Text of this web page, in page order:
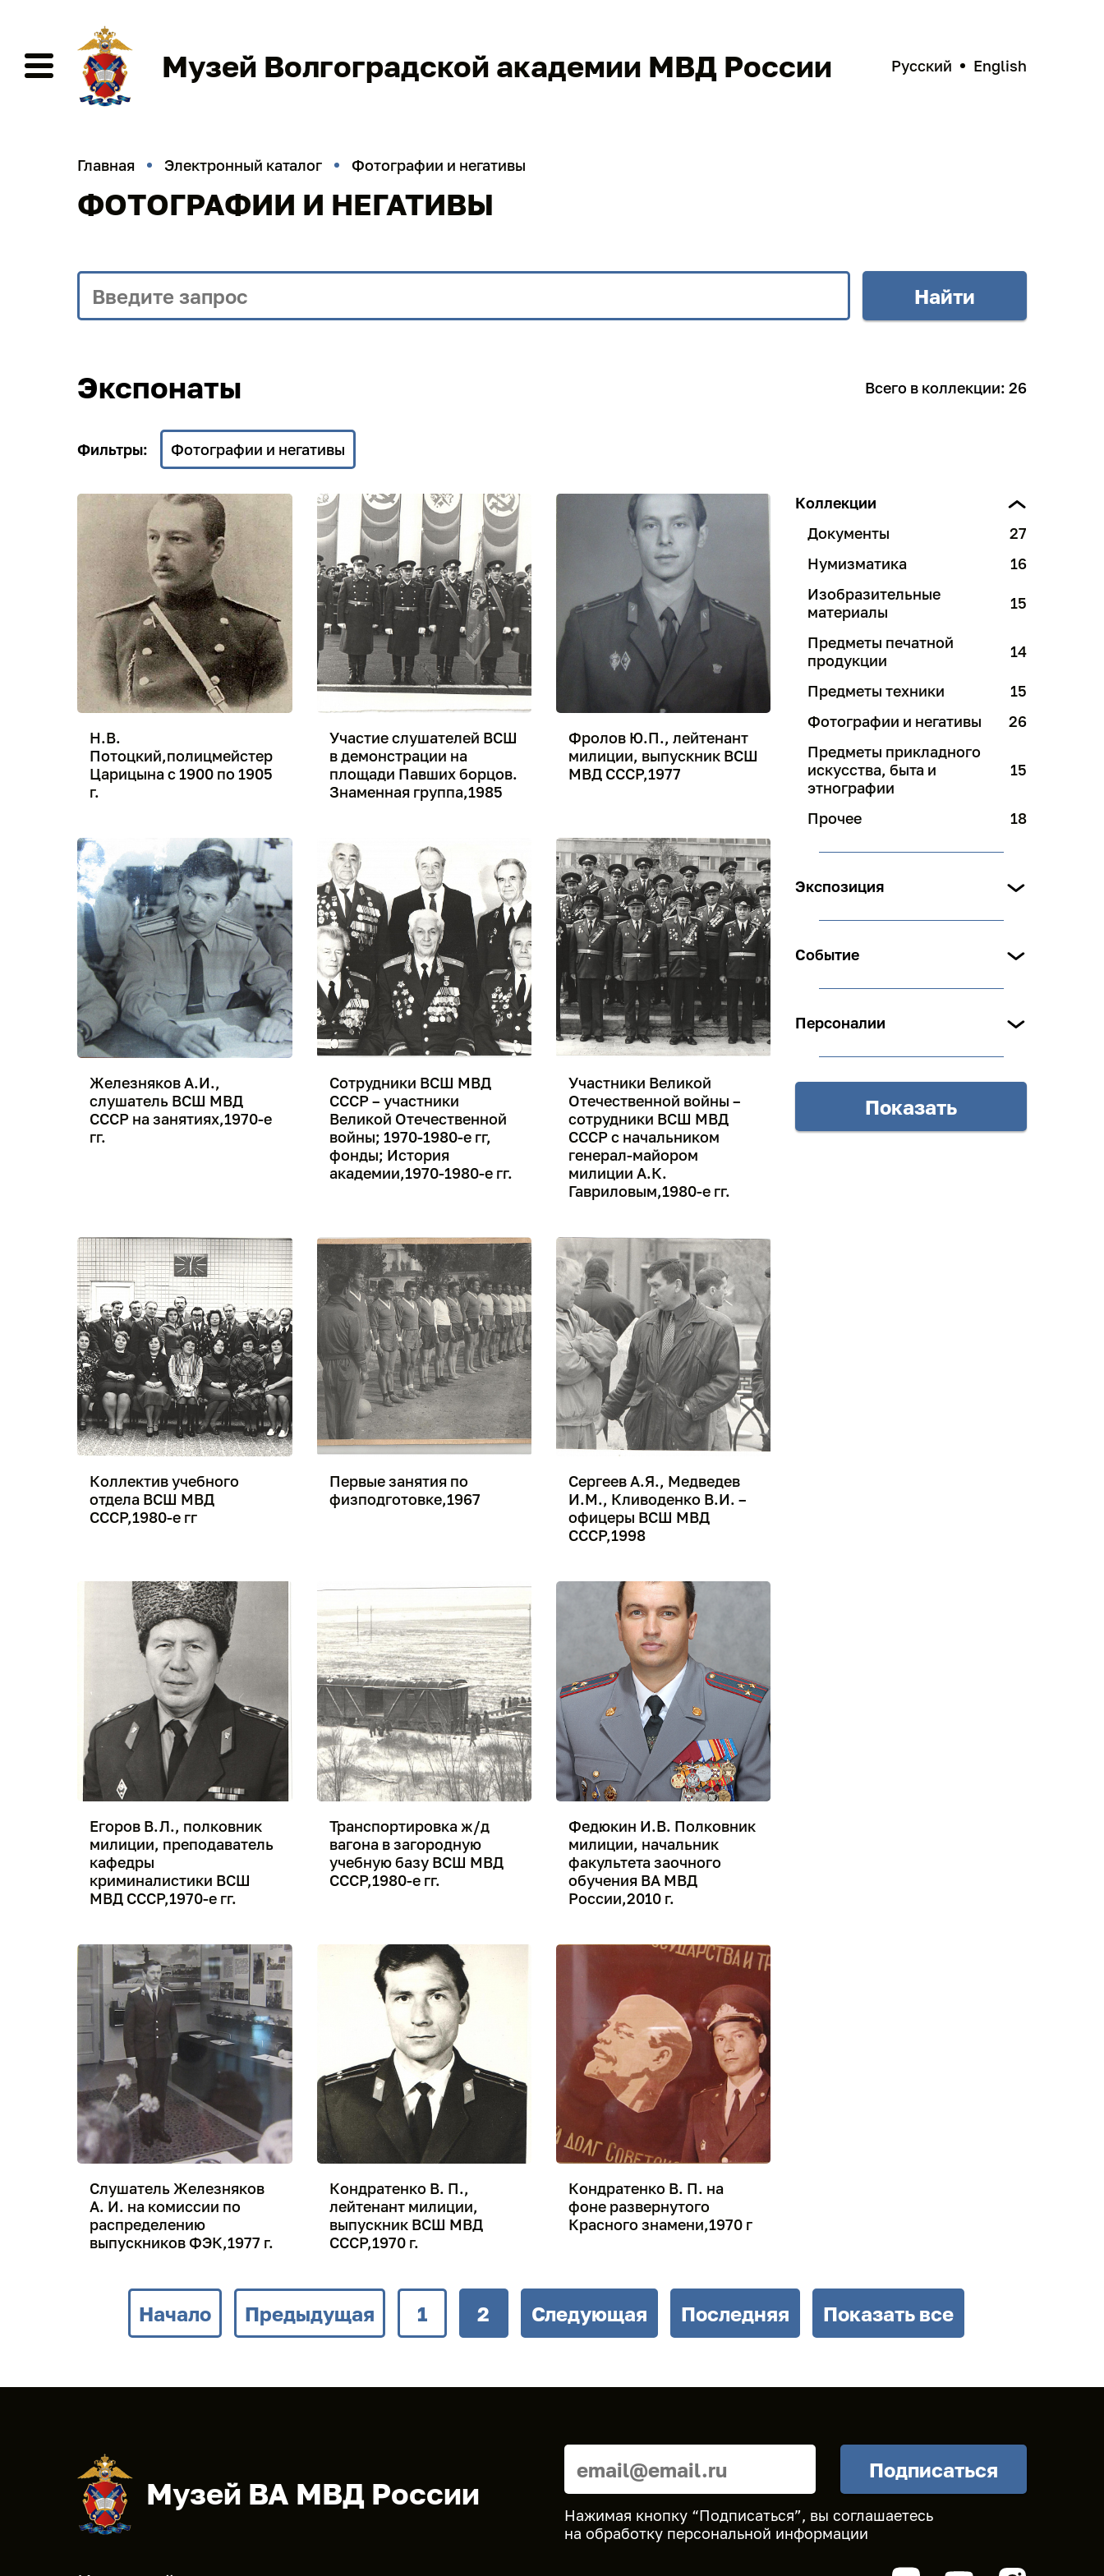
Музей Волгоградской академии МВД России Русский English
Главная Электронный каталог Фотографии и негативы
ФОТОГРАФИИ И НЕГАТИВЫ
Экспонаты Всего в коллекции: 26
Фильтры: Фотографии и негативы
Коллекции
Документы
27
Нумизматика
16
Изобразительные
материалы
15
Предметы печатной
продукции
14
Предметы техники
15
Фотографии и негативы
26
Предметы прикладного
искусства, быта и
этнографии
15
Прочее 18
Экспозиция
Событие
Персоналии
Н.В.
Потоцкий,полицмейстер
Царицына с 1900 по 1905
г.
Участие слушателей ВСШ
в демонстрации на
площади Павших борцов.
Знаменная группа,1985
Фролов Ю.П., лейтенант
милиции, выпускник ВСШ
МВД СССР,1977
Железняков А.И.,
слушатель ВСШ МВД
СССР на занятиях,1970-е
гг.
Сотрудники ВСШ МВД
СССР – участники
Великой Отечественной
войны; 1970-1980-е гг,
фонды; История
академии,1970-1980-е гг.
Участники Великой
Отечественной войны –
сотрудники ВСШ МВД
СССР с начальником
генерал-майором
милиции А.К.
Гавриловым,1980-е гг.
Коллектив учебного
отдела ВСШ МВД
СССР,1980-е гг
Первые занятия по
физподготовке,1967
Сергеев А.Я., Медведев
И.М., Кливоденко В.И. –
офицеры ВСШ МВД
СССР,1998
Егоров В.Л., полковник
милиции, преподаватель
кафедры
криминалистики ВСШ
МВД СССР,1970-е гг.
Транспортировка ж/д
вагона в загородную
учебную базу ВСШ МВД
СССР,1980-е гг.
Федюкин И.В. Полковник
милиции, начальник
факультета заочного
обучения ВА МВД
России,2010 г.
Слушатель Железняков
А. И. на комиссии по
распределению
выпускников ФЭК,1977 г.
Кондратенко В. П.,
лейтенант милиции,
выпускник ВСШ МВД
СССР,1970 г.
Кондратенко В. П. на
фоне развернутого
Красного знамени,1970 г
Начало Предыдущая 1 2 Следующая Последняя Показать все
Музей ВА МВД России
Нажимая кнопку “Подписаться”, вы соглашаетесь
на обработку персональной информации